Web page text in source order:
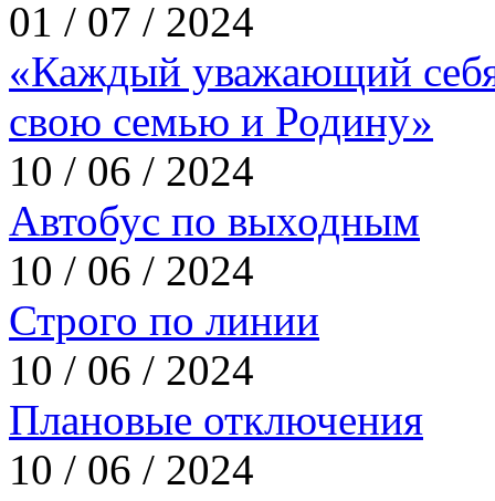
01 / 07 / 2024
«Каждый уважающий
свою семью и Родину»
10 / 06 / 2024
Автобус по выходным
10 / 06 / 2024
Строго по линии
10 / 06 / 2024
Плановые отключения
10 / 06 / 2024